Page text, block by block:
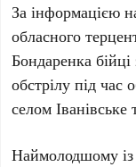
За інформацією
обласного
Бондаренка
обстрілу під
селом
Наймолодшому